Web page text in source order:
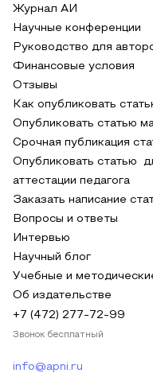
Журнал АИ
Научные конференции
Руководство для
Финансовые условия
Отзывы
Как опубликовать
Опубликовать статью
Срочная публикация
Опубликовать статью
аттестации педагога
Заказать написание
Вопросы и ответы
Интервью
Научный блог
Учебные и
Об издательстве
+7 (472) 277-72-99
Звонок бесплатный
info@apni.ru